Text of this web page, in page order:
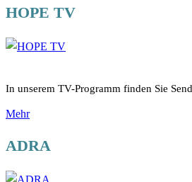
HOPE TV
In unserem TV-Programm finden Sie
Mehr
ADRA